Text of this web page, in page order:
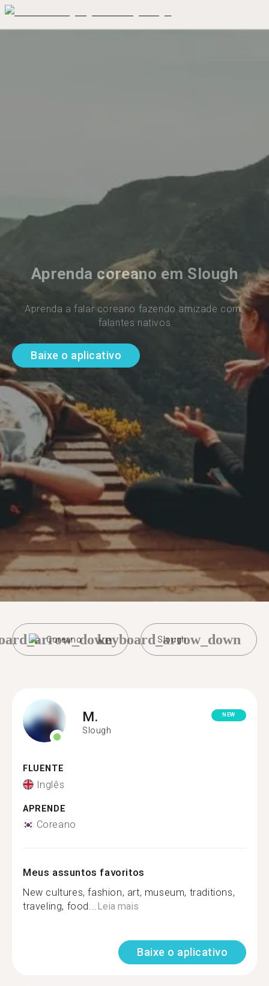
Aprenda coreano em Slough
Aprenda a falar coreano fazendo amizade com
falantes nativos
Baixe o aplicativo
Coreano Slough
keyboard_arrow_down
M.
Slough
NEW
FLUENTE
Inglês
APRENDE
Coreano
Meus assuntos favoritos
New cultures, fashion, art, museum, traditions,
traveling, food...Leia mais
Baixe o aplicativo